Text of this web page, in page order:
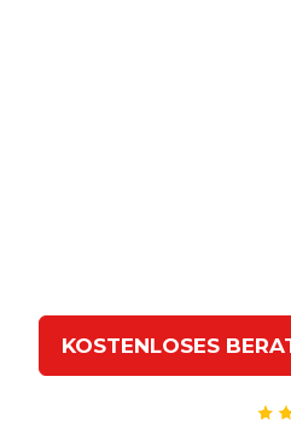
KOSTENLOSES